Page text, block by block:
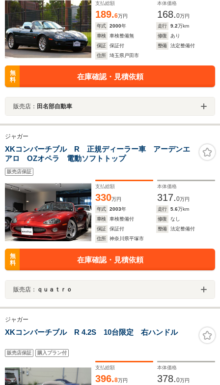
支払総額
189.6万円
本体価格
168.0万円
年式
2000年 走行 9.2万km
車検
車検整備無 修復
あり
保証
保証付 整備
法定整備付
住所
埼玉県戸田市
無
料
在庫確認・見積依頼
販売店： 田名部自動車
ジャガー
XKコンバーチブル R 正規ディーラー車 アーデンエ
アロ OZオペラ 電動ソフトトップ
販売店保証
支払総額
330万円
本体価格
317.0万円
年式
2003年 走行 5.6万km
車検
車検整備付 修復
なし
保証
保証付 整備
法定整備付
住所
神奈川県平塚市
無
料
在庫確認・見積依頼
販売店： ｑｕａｔｒｏ
ジャガー
XKコンバーチブル R 4.2S 10台限定 右ハンドル
販売店保証 購入プラン付
支払総額
396.8万円
本体価格
378.0万円